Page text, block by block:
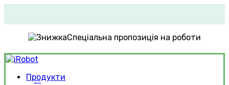
Спеціальна пропозиція на роботи
Продукти